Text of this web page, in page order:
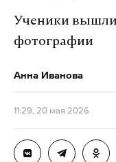
Ученики вышли
фотографии
Анна Иванова
11:29, 20 мая 2026